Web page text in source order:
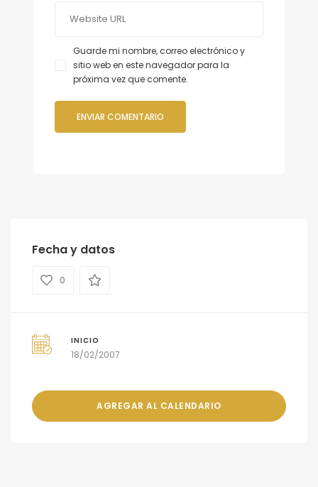
Guarde mi nombre, correo electrónico y
sitio web en este navegador para la
próxima vez que comente.
Fecha y datos
0
INICIO
18/02/2007
AGREGAR AL CALENDARIO